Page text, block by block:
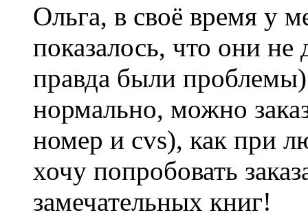
Ольга, в своё время у
показалось, что они
правда были
нормально, можно
номер и cvs), как при
хочу попробовать
замечательных книг!